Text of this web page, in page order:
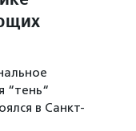
“тень“
в Санкт-